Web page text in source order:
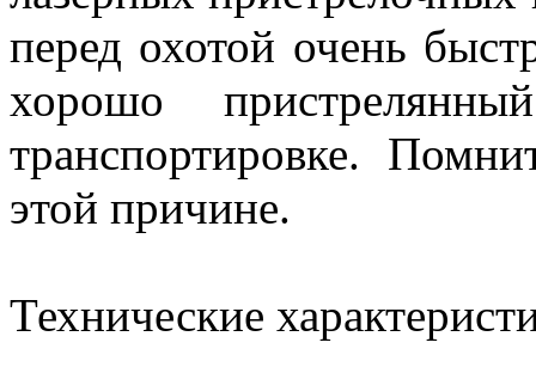
перед охотой очень
хорошо
транспортировке.
этой причине.
Технические